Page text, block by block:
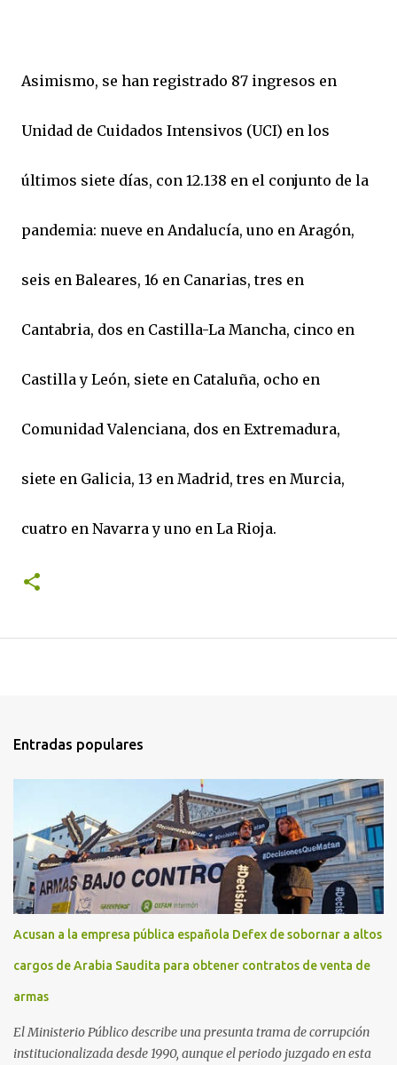
Asimismo, se han registrado 87 ingresos en
Unidad de Cuidados Intensivos (UCI) en los
últimos siete días, con 12.138 en el conjunto de la
pandemia: nueve en Andalucía, uno en Aragón,
seis en Baleares, 16 en Canarias, tres en
Cantabria, dos en Castilla-La Mancha, cinco en
Castilla y León, siete en Cataluña, ocho en
Comunidad Valenciana, dos en Extremadura,
siete en Galicia, 13 en Madrid, tres en Murcia,
cuatro en Navarra y uno en La Rioja.
Entradas populares
Acusan a la empresa pública española Defex de sobornar a altos
cargos de Arabia Saudita para obtener contratos de venta de
armas
El Ministerio Público describe una presunta trama de corrupción
institucionalizada desde 1990, aunque el periodo juzgado en esta